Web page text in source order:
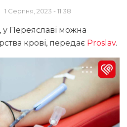
1 Серпня, 2023 - 11:38
у Переяславі можна
крові, передає Proslav.